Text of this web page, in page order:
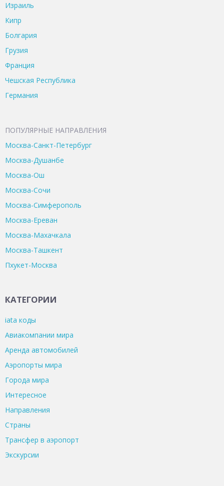
Израиль
Кипр
Болгария
Грузия
Франция
Чешская Республика
Германия
ПОПУЛЯРНЫЕ НАПРАВЛЕНИЯ
Москва-Санкт-Петербург
Москва-Душанбе
Москва-Ош
Москва-Сочи
Москва-Симферополь
Москва-Ереван
Москва-Махачкала
Москва-Ташкент
Пхукет-Москва
КАТЕГОРИИ
iata коды
Авиакомпании мира
Аренда автомобилей
Аэропорты мира
Города мира
Интересное
Направления
Страны
Трансфер в аэропорт
Экскурсии